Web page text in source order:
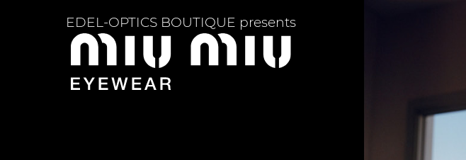
EDEL-OPTICS BOUTIQUE presents